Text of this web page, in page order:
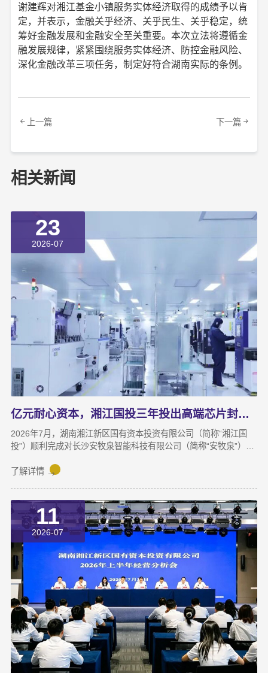
谢建辉对湘江基金小镇服务实体经济取得的成绩予以肯
定，并表示，金融关乎经济、关乎民生、关乎稳定，统
筹好金融发展和金融安全至关重要。本次立法将遵循金
融发展规律，紧紧围绕服务实体经济、防控金融风险、
深化金融改革三项任务，制定好符合湖南实际的条例。
上一篇 下一篇
相关新闻
23
2026-07
亿元耐心资本，湘江国投三年投出高端芯片封测“尖子生”
2026年7月，湖南湘江新区国有资本投资有限公司（简称“湘江国
投”）顺利完成对长沙安牧泉智能科技有限公司（简称“安牧泉”）
本依托旗下自主管理的3支产业基金，累计对安牧泉投资已达1亿
茂第一次走进安牧泉老厂区尽调时，印象最深的不是气派，而是
“挤”。产线布局非常小，设备排列极度紧凑，办公空间十分局促，
王茂回忆说：“当时厂区硬件条件，已难以匹配企业业务扩张需求。
了解详情
11
2026-07